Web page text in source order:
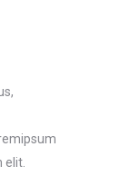
elit.